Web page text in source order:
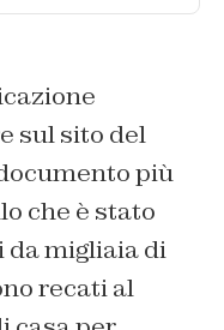
sul sito del
più
che è stato
migliaia di
recati al